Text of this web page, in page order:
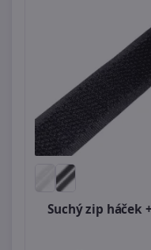
Suchý zip háček